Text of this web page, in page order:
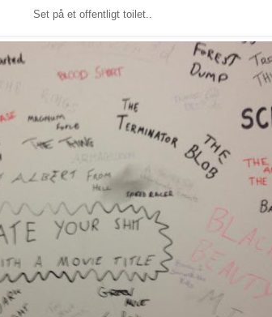
Set på et offentligt toilet..